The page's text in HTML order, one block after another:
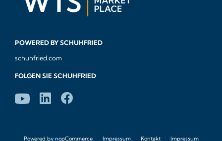
POWERED BY SCHUHFRIED
schuhfried.com
FOLGEN SIE SCHUHFRIED
Powered by nopCommerce Impressum Kontakt Impressum